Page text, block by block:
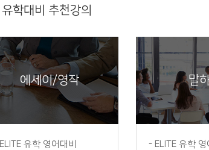
유학대비 추천강의
에세이/영작
ELITE 유학 영어대비
말
- ELITE 유학 영